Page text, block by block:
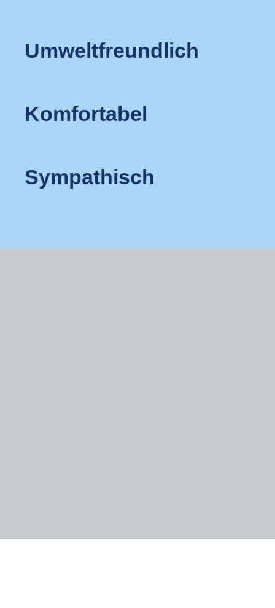
Umweltfreundlich
Komfortabel
Sympathisch